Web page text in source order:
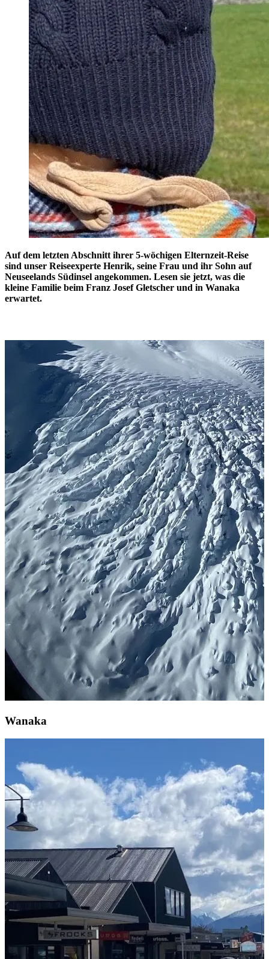
Auf dem letzten Abschnitt ihrer 5-wöchigen Elternzeit-Reise
sind unser Reiseexperte Henrik, seine Frau und ihr Sohn auf
Neuseelands Südinsel angekommen. Lesen sie jetzt, was die
kleine Familie beim Franz Josef Gletscher und in Wanaka
erwartet.
Wanaka